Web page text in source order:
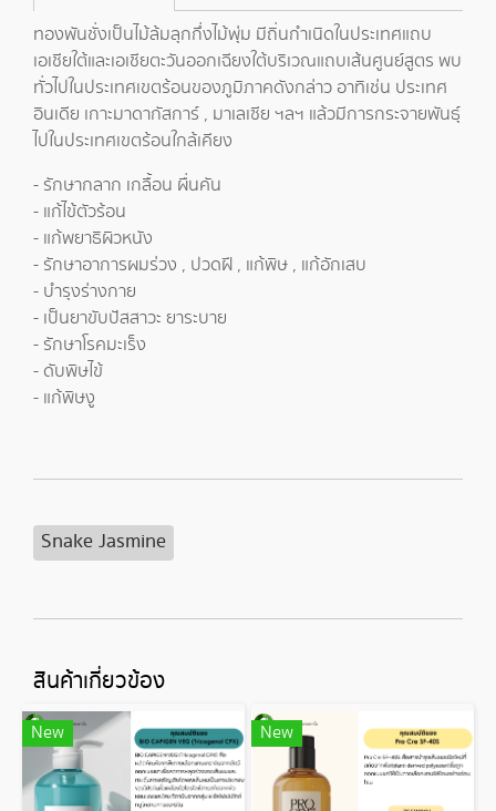
ทองพันชั่งเป็นไม้ล้มลุกกึ่งไม้พุ่ม มีถิ่นกำเนิดในประเทศแถบ
เอเชียใต้และเอเชียตะวันออกเฉียงใต้บริเวณแถบเส้นศูนย์สูตร พบ
ทั่วไปในประเทศเขตร้อนของภูมิภาคดังกล่าว อาทิเช่น ประเทศ
อินเดีย เกาะมาดากัสการ์ , มาเลเซีย ฯลฯ แล้วมีการกระจายพันธุ์
ไปในประเทศเขตร้อนใกล้เคียง
- รักษากลาก เกลื้อน ผื่นคัน
- แก้ไข้ตัวร้อน
- แก้พยาธิผิวหนัง
- รักษาอาการผมร่วง , ปวดฝี , แก้พิษ , แก้อักเสบ
- บำรุงร่างกาย
- เป็นยาขับปัสสาวะ ยาระบาย
- รักษาโรคมะเร็ง
- ดับพิษไข้
- แก้พิษงู
Snake Jasmine
สินค้าเกี่ยวข้อง
New New